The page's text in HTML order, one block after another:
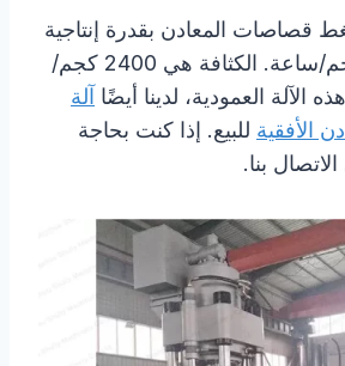
قصاصات المعادن بقدرة إنتاجية
تبلغ 300-500 كجم/ساعة. الكثافة هي 2400 كجم/
آلة
الأفقية للبيع. إذا كنت بحاجة
بنا.